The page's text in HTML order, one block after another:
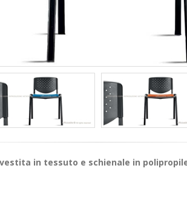
in tessuto e schienale in